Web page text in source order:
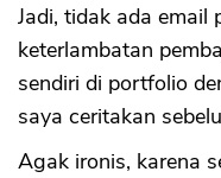
Jadi, tidak ada email
keterlambatan
sendiri di portfolio
saya ceritakan
Agak ironis, karena